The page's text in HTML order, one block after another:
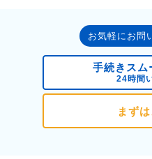
お気軽にお問
手続きス
24時間
まず